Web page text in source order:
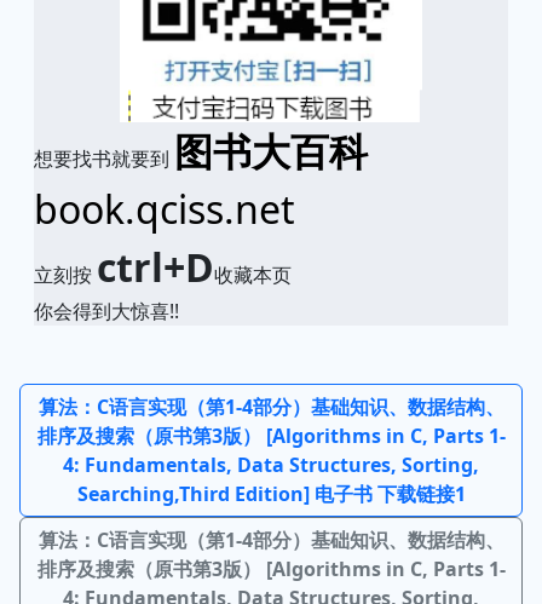
想要找书就要到 图书大百科
book.qciss.net
立刻按 ctrl+D收藏本页
你会得到大惊喜!!
算法：C语言实现（第1-4部分）基础知识、数据结构、
排序及搜索（原书第3版） [Algorithms in C, Parts 1-
4: Fundamentals, Data Structures, Sorting,
Searching,Third Edition] 电子书 下载链接1
算法：C语言实现（第1-4部分）基础知识、数据结构、
排序及搜索（原书第3版） [Algorithms in C, Parts 1-
4: Fundamentals, Data Structures, Sorting,